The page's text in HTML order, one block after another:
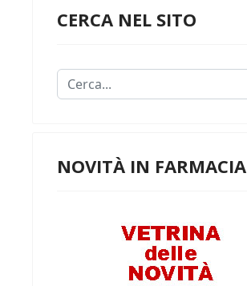
CERCA NEL SITO
Cerca...
NOVITÀ IN FARMACIA